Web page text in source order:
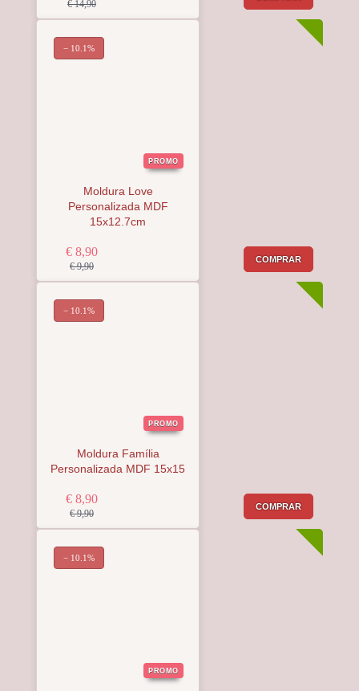
€ 14,90
PROMO
Moldura Love
Personalizada MDF
15x12.7cm
€ 8,90
€ 9,90
COMPRAR
− 10.1%
PROMO
Moldura Família
Personalizada MDF 15x15
€ 8,90
€ 9,90
COMPRAR
− 10.1%
PROMO
− 10.1%